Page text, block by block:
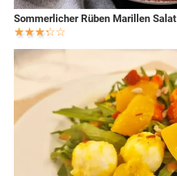
Sommerlicher Rüben Marillen Salat